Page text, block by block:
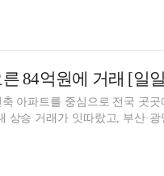
84억원에 거래 [일
아파트를 중심으로 전국 곳곳
승 거래가 잇따랐고, 부산·광